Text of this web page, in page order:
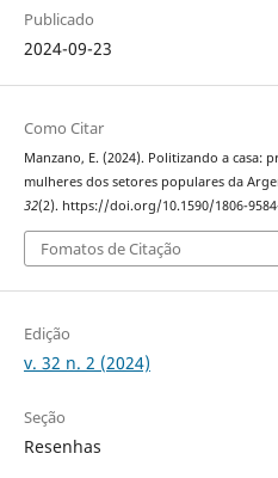
Publicado
2024-09-23
Como Citar
Manzano, E. (2024). Politizando a casa:
mulheres dos setores populares da
32(2). https://doi.org/10.1590/1806-
Fomatos de Citação
Edição
v. 32 n. 2 (2024)
Seção
Resenhas